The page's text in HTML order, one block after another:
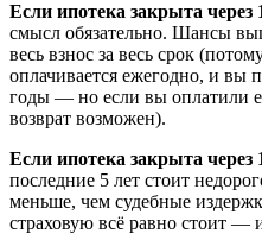
Если ипотека закрыта через
смысл обязательно. Шансы
весь взнос за весь срок
оплачивается ежегодно, и вы
годы — но если вы оплатили
возврат возможен).
Если ипотека закрыта через
последние 5 лет стоит
меньше, чем судебные
страховую всё равно стоит —